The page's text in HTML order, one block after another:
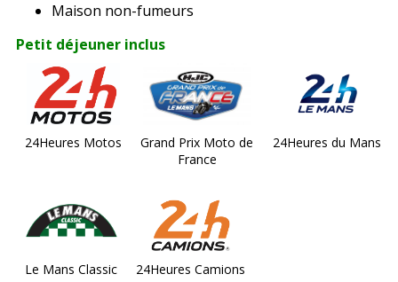
Maison non-fumeurs
Petit déjeuner inclus
24Heures Motos
Grand Prix Moto de
France
24Heures du Mans
Le Mans Classic 24Heures Camions